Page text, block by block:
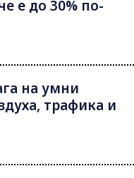
е до 30% по-
на умни
трафика и